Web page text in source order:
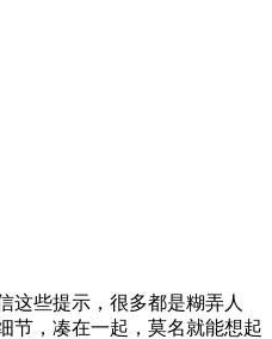
这些提示，很多都是糊弄人
节，凑在一起，莫名就能想起